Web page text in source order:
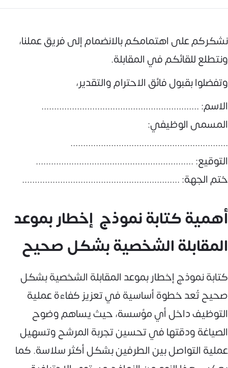
نشكركم على اهتمامكم بالانضمام إلى فريق عملنا،
ونتطلع للقائكم في المقابلة.
وتفضلوا بقبول فائق الاحترام والتقدير،
الاسم: ..............................................................
المسمى الوظيفي:
..............................................................
التوقيع: ..............................................................
ختم الجهة: ..............................................................
أهمية كتابة نموذج إخطار بموعد
المقابلة الشخصية بشكل صحيح
كتابة نموذج إخطار بموعد المقابلة الشخصية بشكل
صحيح تُعد خطوة أساسية في تعزيز كفاءة عملية
التوظيف داخل أي مؤسسة، حيث يساهم وضوح
الصياغة ودقتها في تحسين تجربة المرشح وتسهيل
عملية التواصل بين الطرفين بشكل أكثر سلاسة. كما